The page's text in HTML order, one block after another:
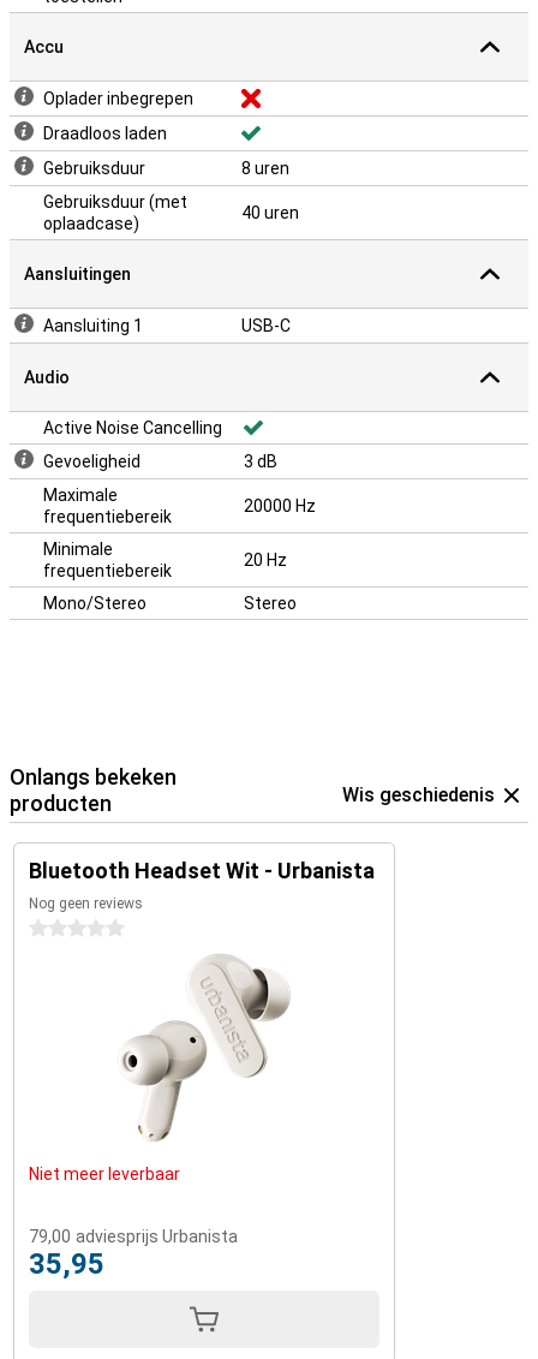
Accu
Oplader inbegrepen
Draadloos laden
Gebruiksduur
8 uren
Gebruiksduur (met
oplaadcase)
40 uren
Aansluitingen
Aansluiting 1 USB-C
Audio
Active Noise Cancelling
Gevoeligheid
3 dB
Maximale
frequentiebereik
20000 Hz
Minimale
frequentiebereik
20 Hz
Mono/Stereo Stereo
Onlangs bekeken
producten
Wis geschiedenis
Bluetooth Headset Wit - Urbanista
Nog geen reviews
0 sterren
Niet meer leverbaar
79,00 adviesprijs Urbanista
35,95